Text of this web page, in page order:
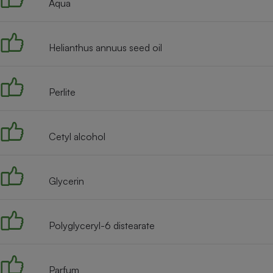
Aqua
Helianthus annuus seed oil
Perlite
Cetyl alcohol
Glycerin
Polyglyceryl-6 distearate
Parfum